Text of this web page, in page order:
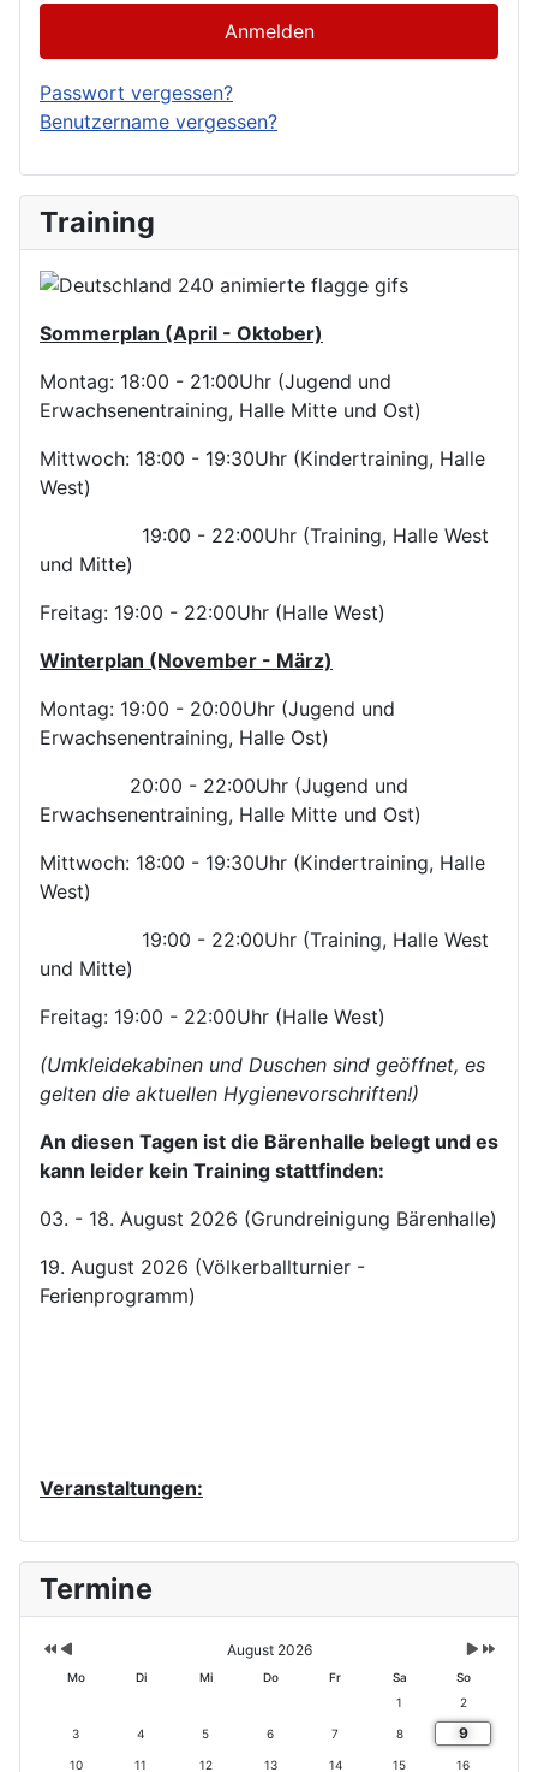
Anmelden
Passwort vergessen?
Benutzername vergessen?
Training
Sommerplan (April - Oktober)
Montag: 18:00 - 21:00Uhr (Jugend und
Erwachsenentraining, Halle Mitte und Ost)
Mittwoch: 18:00 - 19:30Uhr (Kindertraining, Halle
West)
19:00 - 22:00Uhr (Training, Halle West
und Mitte)
Freitag: 19:00 - 22:00Uhr (Halle West)
Winterplan (November - März)
Montag: 19:00 - 20:00Uhr (Jugend und
Erwachsenentraining, Halle Ost)
20:00 - 22:00Uhr (Jugend und
Erwachsenentraining, Halle Mitte und Ost)
Mittwoch: 18:00 - 19:30Uhr (Kindertraining, Halle
West)
19:00 - 22:00Uhr (Training, Halle West
und Mitte)
Freitag: 19:00 - 22:00Uhr (Halle West)
(Umkleidekabinen und Duschen sind geöffnet, es
gelten die aktuellen Hygienevorschriften!)
An diesen Tagen ist die Bärenhalle belegt und es
kann leider kein Training stattfinden:
03. - 18. August 2026 (Grundreinigung Bärenhalle)
19. August 2026 (Völkerballturnier -
Ferienprogramm)
Veranstaltungen:
Termine
V
o
e
V
o
r
e
N
s
N
s
s
M
o
August 2026
Mo Di Mi Do Fr Sa
So
1
2
3 4 5 6 7 8 9
10 11 12 13 14 15 16